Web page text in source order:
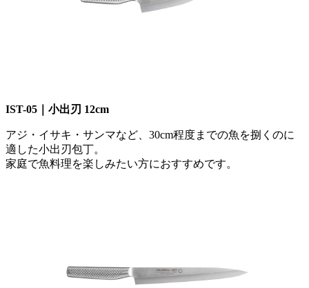
IST-05｜小出刃 12cm
アジ・イサキ・サンマなど、30cm程度までの魚を捌くのに
適した小出刃包丁。
家庭で魚料理を楽しみたい方におすすめです。